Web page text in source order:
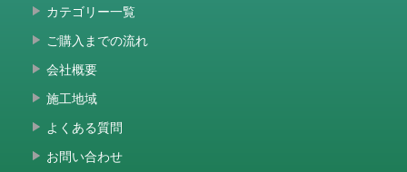
カテゴリー一覧
ご購入までの流れ
会社概要
施工地域
よくある質問
お問い合わせ